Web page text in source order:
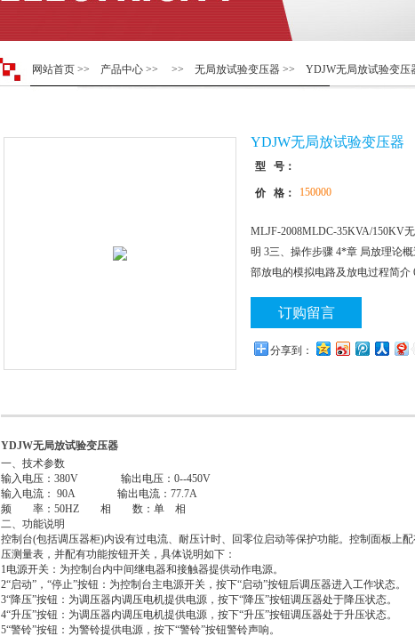
网站首页 >> 产品中心 >> >> 无局放试验变压器 >> YDJW无局放试验变压
YDJW无局放试验变压器
型 号：
价 格： 150000
MLJF-2008MLDC-35KVA/150KV
明 3三、操作步骤 4*章 局放理论
部放电的模拟电路及放电过程简
订购留言
分享到：
YDJW无局放试验变压器
一、技术参数
输入电压：380V 输出电压：0--450V
输入电流： 90A 输出电流：77.7A
频 率：50HZ 相 数：单 相
二、功能说明
控制台(包括调压器柜)内设有过电流、耐压计时、回零位启动等保护功能。控制面板上
压测量表，并配有功能按钮开关，具体说明如下：
1电源开关：为控制台内中间继电器和接触器提供动作电源。
2“启动”，“停止”按钮：为控制台主电源开关，按下“启动”按钮后调压器进入工作状态。
3“降压”按钮：为调压器内调压电机提供电源，按下“降压”按钮调压器处于降压状态。
4“升压”按钮：为调压器内调压电机提供电源，按下“升压”按钮调压器处于升压状态。
5“警铃”按钮：为警铃提供电源，按下“警铃”按钮警铃声响。